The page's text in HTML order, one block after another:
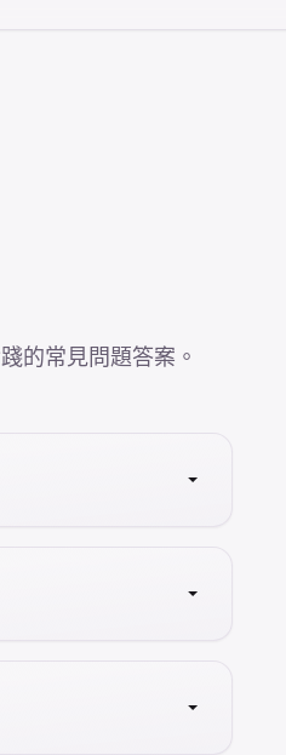
的常見問題答案。